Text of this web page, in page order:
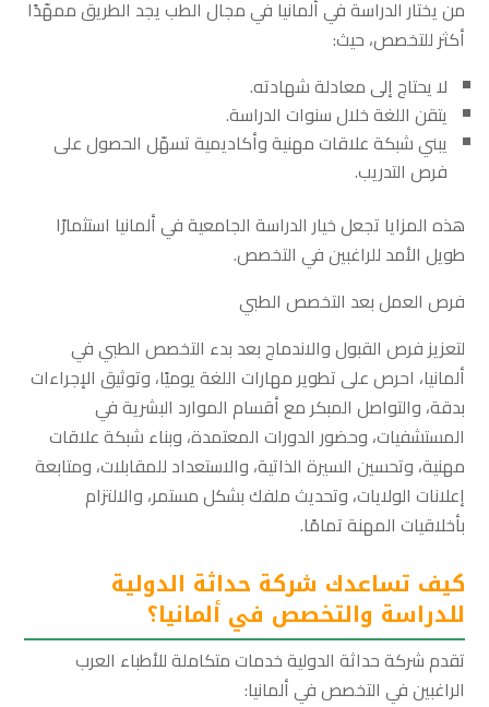
من يختار الدراسة في ألمانيا في مجال الطب يجد الطريق ممهّدًا
أكثر للتخصص، حيث:
لا يحتاج إلى معادلة شهادته.
يتقن اللغة خلال سنوات الدراسة.
يبني شبكة علاقات مهنية وأكاديمية تسهّل الحصول على
فرص التدريب.
هذه المزايا تجعل خيار الدراسة الجامعية في ألمانيا استثمارًا
طويل الأمد للراغبين في التخصص.
فرص العمل بعد التخصص الطبي
لتعزيز فرص القبول والاندماج بعد بدء التخصص الطبي في
ألمانيا، احرص على تطوير مهارات اللغة يوميًا، وتوثيق الإجراءات
بدقة، والتواصل المبكر مع أقسام الموارد البشرية في
المستشفيات، وحضور الدورات المعتمدة، وبناء شبكة علاقات
مهنية، وتحسين السيرة الذاتية، والاستعداد للمقابلات، ومتابعة
إعلانات الولايات، وتحديث ملفك بشكل مستمر، والالتزام
بأخلاقيات المهنة تمامًا.
كيف تساعدك شركة حداثة الدولية
للدراسة والتخصص في ألمانيا؟
تقدم شركة حداثة الدولية خدمات متكاملة للأطباء العرب
الراغبين في التخصص في ألمانيا: